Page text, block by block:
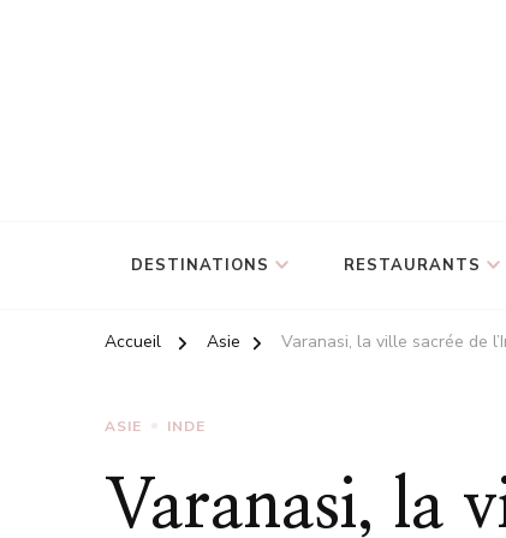
DESTINATIONS RESTAURANTS
Accueil Asie Varanasi, la ville sacrée de
ASIE INDE
Varanasi, la